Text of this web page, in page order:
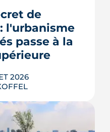
une réforme
entrée en
alourdir la
de
l'urbanisme
passe à la
2026